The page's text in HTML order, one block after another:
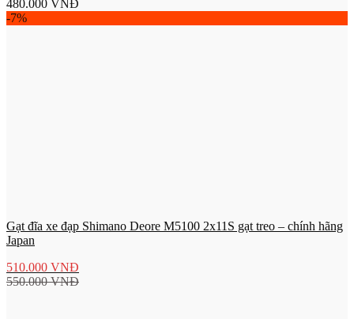
480.000 VNĐ
-7%
Gạt đĩa xe đạp Shimano Deore M5100 2x11S gạt treo – chính hãng
Japan
510.000 VNĐ
550.000VNĐ